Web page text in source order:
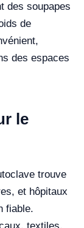
des soupapes
de
des espaces
le
trouve
et hôpitaux
fiable.